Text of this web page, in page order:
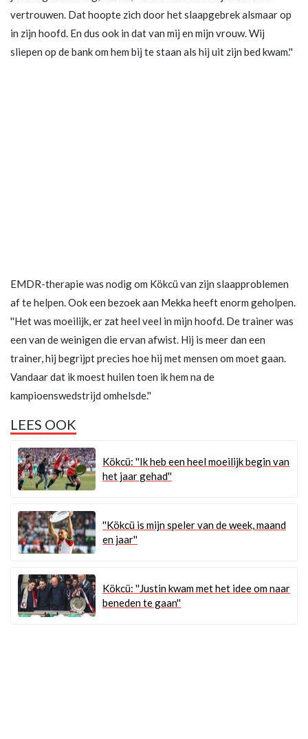
vertrouwen. Dat hoopte zich door het slaapgebrek alsmaar op
in zijn hoofd. En dus ook in dat van mij en mijn vrouw. Wij
sliepen op de bank om hem bij te staan als hij uit zijn bed kwam.''
EMDR-therapie was nodig om Kökcü van zijn slaapproblemen
af te helpen. Ook een bezoek aan Mekka heeft enorm geholpen.
''Het was moeilijk, er zat heel veel in mijn hoofd. De trainer was
een van de weinigen die ervan afwist. Hij is meer dan een
trainer, hij begrijpt precies hoe hij met mensen om moet gaan.
Vandaar dat ik moest huilen toen ik hem na de
kampioenswedstrijd omhelsde.''
LEES OOK
Kökcü: ''Ik heb een heel moeilijk begin van
het jaar gehad''
''Kökcü is mijn speler van de week, maand
en jaar''
Kökcü: ''Justin kwam met het idee om naar
beneden te gaan''